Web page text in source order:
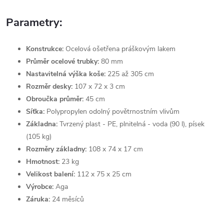
Parametry:
Konstrukce: Ocelová ošetřena práškovým lakem
Průměr ocelové trubky: 80 mm
Nastavitelná výška koše: 225 až 305 cm
Rozměr desky: 107 x 72 x 3 cm
Obroučka průměr: 45 cm
Síťka: Polypropylen odolný povětrnostním vlivům
Základna: Tvrzený plast - PE, plnitelná - voda (90 l), písek
(105 kg)
Rozměry základny: 108 x 74 x 17 cm
Hmotnost: 23 kg
Velikost balení: 112 x 75 x 25 cm
Výrobce: Aga
Záruka: 24 měsíců